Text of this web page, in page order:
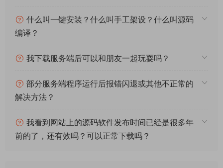
什么叫一键安装？什么叫手工架设？什么叫源码
编译？
我下载服务端后可以和朋友一起玩耍吗？
部分服务端程序运行后报错闪退或其他不正常的
解决方法？
我看到网站上的源码软件发布时间已经是很多年
前的了，还有效吗？可以正常下载吗？